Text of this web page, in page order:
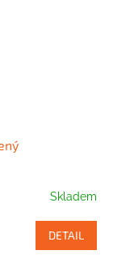
Skladem
DETAIL